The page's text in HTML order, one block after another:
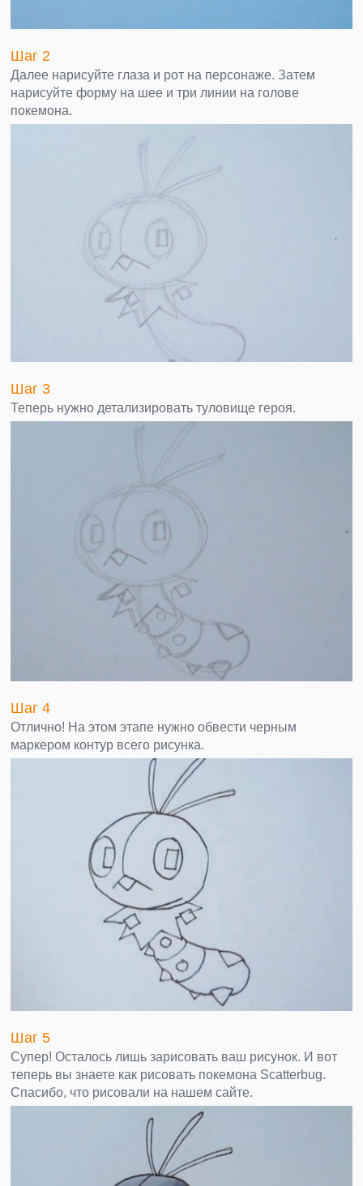
Шаг 2
Далее нарисуйте глаза и рот на персонаже. Затем
нарисуйте форму на шее и три линии на голове
покемона.
Шаг 3
Теперь нужно детализировать туловище героя.
Шаг 4
Отлично! На этом этапе нужно обвести черным
маркером контур всего рисунка.
Шаг 5
Супер! Осталось лишь зарисовать ваш рисунок. И вот
теперь вы знаете как рисовать покемона Scatterbug.
Спасибо, что рисовали на нашем сайте.